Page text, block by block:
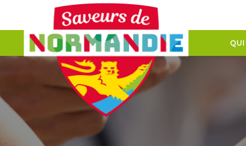
QUI
Panneau de gestion des cookies